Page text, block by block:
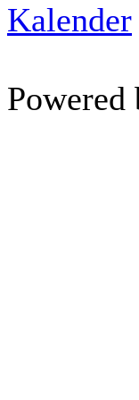
Kalender
Powered